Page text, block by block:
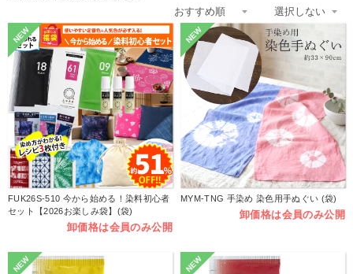
NEW
FUK26S-510 今から始める！染料初心者
セット【2026お楽しみ袋】(袋)
卸価格は会員のみ公開
NEW
MYM-TNG 手染め 染色用手ぬぐい (袋)
卸価格は会員のみ公開
NEW NEW